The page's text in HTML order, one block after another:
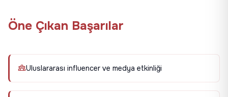
Öne Çıkan Başarılar
Uluslararası influencer ve medya etkinliği